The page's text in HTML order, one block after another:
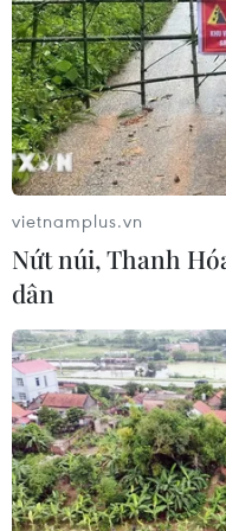
Cảnh sát giao thông
dịch nâng cao kỹ
gắn máy
07/08/2026 14:37
Tháng 12/2026 hoàn
vietnamplus.vn
Nứt núi, Thanh
dân